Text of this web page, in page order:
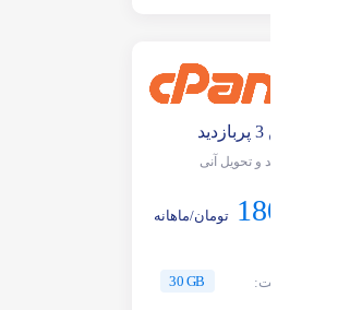
پلن 3 پربازدید
خرید و تحویل آنی
180,000 تومان/ماهانه
فضای هاست: 30 GB